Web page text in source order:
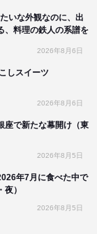
いな外観なのに、出
、料理の鉄人の系譜を
2026年8月6日
しスイーツ
2026年8月6日
座で新たな幕開け（東
2026年8月5日
年7月に食べた中で
）
2026年8月5日